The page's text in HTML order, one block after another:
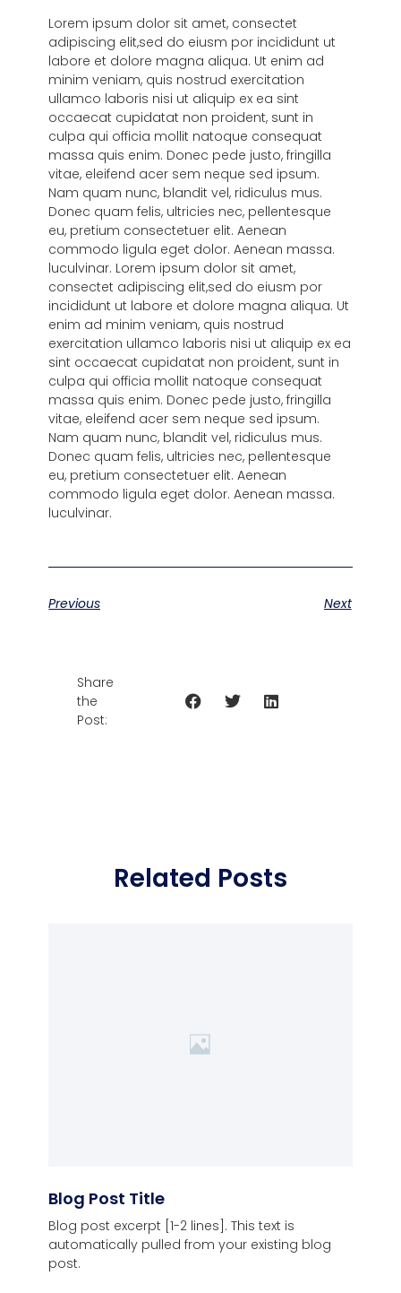
Lorem ipsum dolor sit amet, consectet
adipiscing elit,sed do eiusm por incididunt ut
labore et dolore magna aliqua. Ut enim ad
minim veniam, quis nostrud exercitation
ullamco laboris nisi ut aliquip ex ea sint
occaecat cupidatat non proident, sunt in
culpa qui officia mollit natoque consequat
massa quis enim. Donec pede justo, fringilla
vitae, eleifend acer sem neque sed ipsum.
Nam quam nunc, blandit vel, ridiculus mus.
Donec quam felis, ultricies nec, pellentesque
eu, pretium consectetuer elit. Aenean
commodo ligula eget dolor. Aenean massa.
luculvinar. Lorem ipsum dolor sit amet,
consectet adipiscing elit,sed do eiusm por
incididunt ut labore et dolore magna aliqua. Ut
enim ad minim veniam, quis nostrud
exercitation ullamco laboris nisi ut aliquip ex ea
sint occaecat cupidatat non proident, sunt in
culpa qui officia mollit natoque consequat
massa quis enim. Donec pede justo, fringilla
vitae, eleifend acer sem neque sed ipsum.
Nam quam nunc, blandit vel, ridiculus mus.
Donec quam felis, ultricies nec, pellentesque
eu, pretium consectetuer elit. Aenean
commodo ligula eget dolor. Aenean massa.
luculvinar.
Previous Next
Share
the
Post:
Related Posts
Blog Post Title
Blog post excerpt [1-2 lines]. This text is
automatically pulled from your existing blog
post.